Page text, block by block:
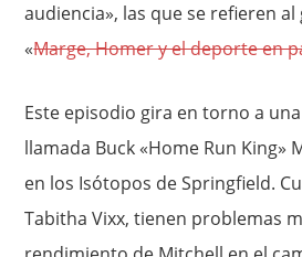
audiencia», las que se refieren
«Marge, Homer y el deporte en
Este episodio gira en torno a
llamada Buck «Home Run King»
en los Isótopos de Springfield.
Tabitha Vixx, tienen problemas